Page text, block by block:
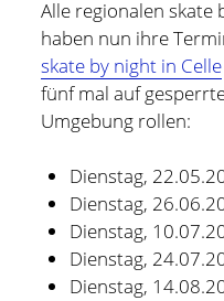
Alle regionalen skate
haben nun ihre
skate by night in Celle
fünf mal auf
Umgebung rollen:
Dienstag,
Dienstag,
Dienstag,
Dienstag,
Dienstag,